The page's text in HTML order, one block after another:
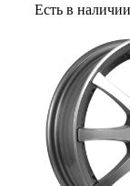
Есть в наличии